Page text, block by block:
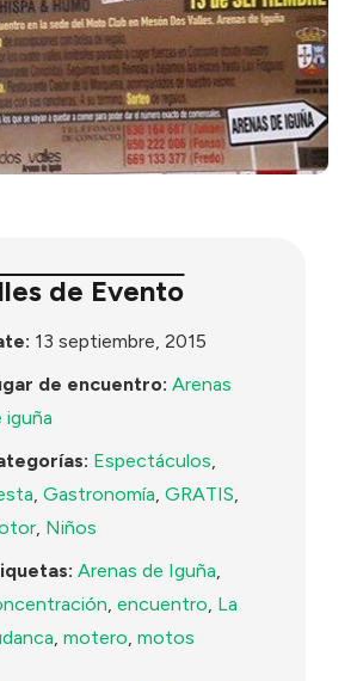
de Evento
13 septiembre, 2015
de encuentro: Arenas
iguña
Espectáculos,
,Gastronomía,GRATIS,
, Niños
Arenas de Iguña,
,encuentro, La
,motero,motos